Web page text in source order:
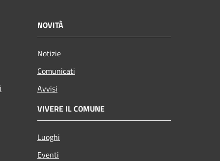
NOVITÀ
Notizie
Comunicati
Avvisi
VIVERE IL COMUNE
Luoghi
Eventi